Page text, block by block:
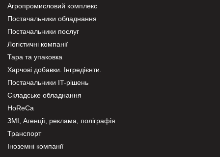
Агропромисловий комплекс
Постачальники обладнання
Постачальники послуг
Логістичні компанії
Тара та упаковка
Харчові добавки. Інгредієнти.
Постачальники IT-рішень
Складське обладнання
HoReCa
ЗМІ, Агенції, реклама, поліграфія
Транспорт
Іноземні компанії